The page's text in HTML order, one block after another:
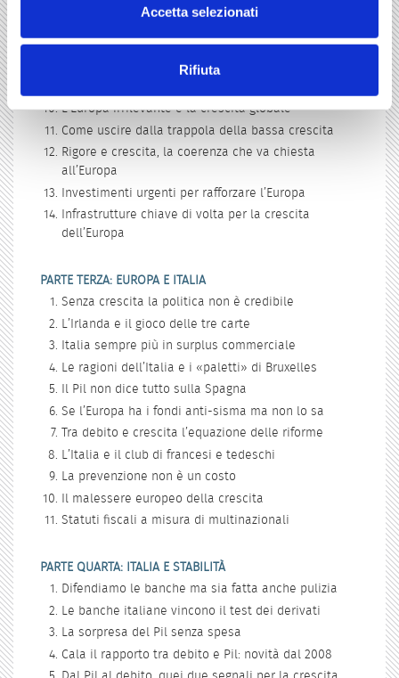
Accetta selezionati
Rifiuta
Infrastrutture la risposta per il rilancio globale
Se il G20 cinese non è stato solo utopia
L’Europa del «fare» può rilanciare l’Europa
L’Europa irrilevante e la crescita globale
Come uscire dalla trappola della bassa crescita
Rigore e crescita, la coerenza che va chiesta
all’Europa
Investimenti urgenti per rafforzare l’Europa
Infrastrutture chiave di volta per la crescita
dell’Europa
PARTE TERZA: EUROPA E ITALIA
Senza crescita la politica non è credibile
L’Irlanda e il gioco delle tre carte
Italia sempre più in surplus commerciale
Le ragioni dell’Italia e i «paletti» di Bruxelles
Il Pil non dice tutto sulla Spagna
Se l’Europa ha i fondi anti-sisma ma non lo sa
Tra debito e crescita l’equazione delle riforme
L’Italia e il club di francesi e tedeschi
La prevenzione non è un costo
Il malessere europeo della crescita
Statuti fiscali a misura di multinazionali
PARTE QUARTA: ITALIA E STABILITÀ
Difendiamo le banche ma sia fatta anche pulizia
Le banche italiane vincono il test dei derivati
La sorpresa del Pil senza spesa
Cala il rapporto tra debito e Pil: novità dal 2008